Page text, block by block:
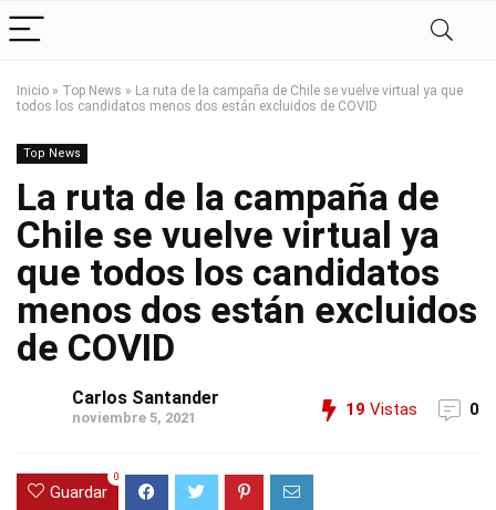
Inicio » Top News » La ruta de la campaña de Chile se vuelve virtual ya que
todos los candidatos menos dos están excluidos de COVID
Top News
La ruta de la campaña de
Chile se vuelve virtual ya
que todos los candidatos
menos dos están excluidos
de COVID
Carlos Santander
noviembre 5, 2021 19 Vistas 0
Guardar
0